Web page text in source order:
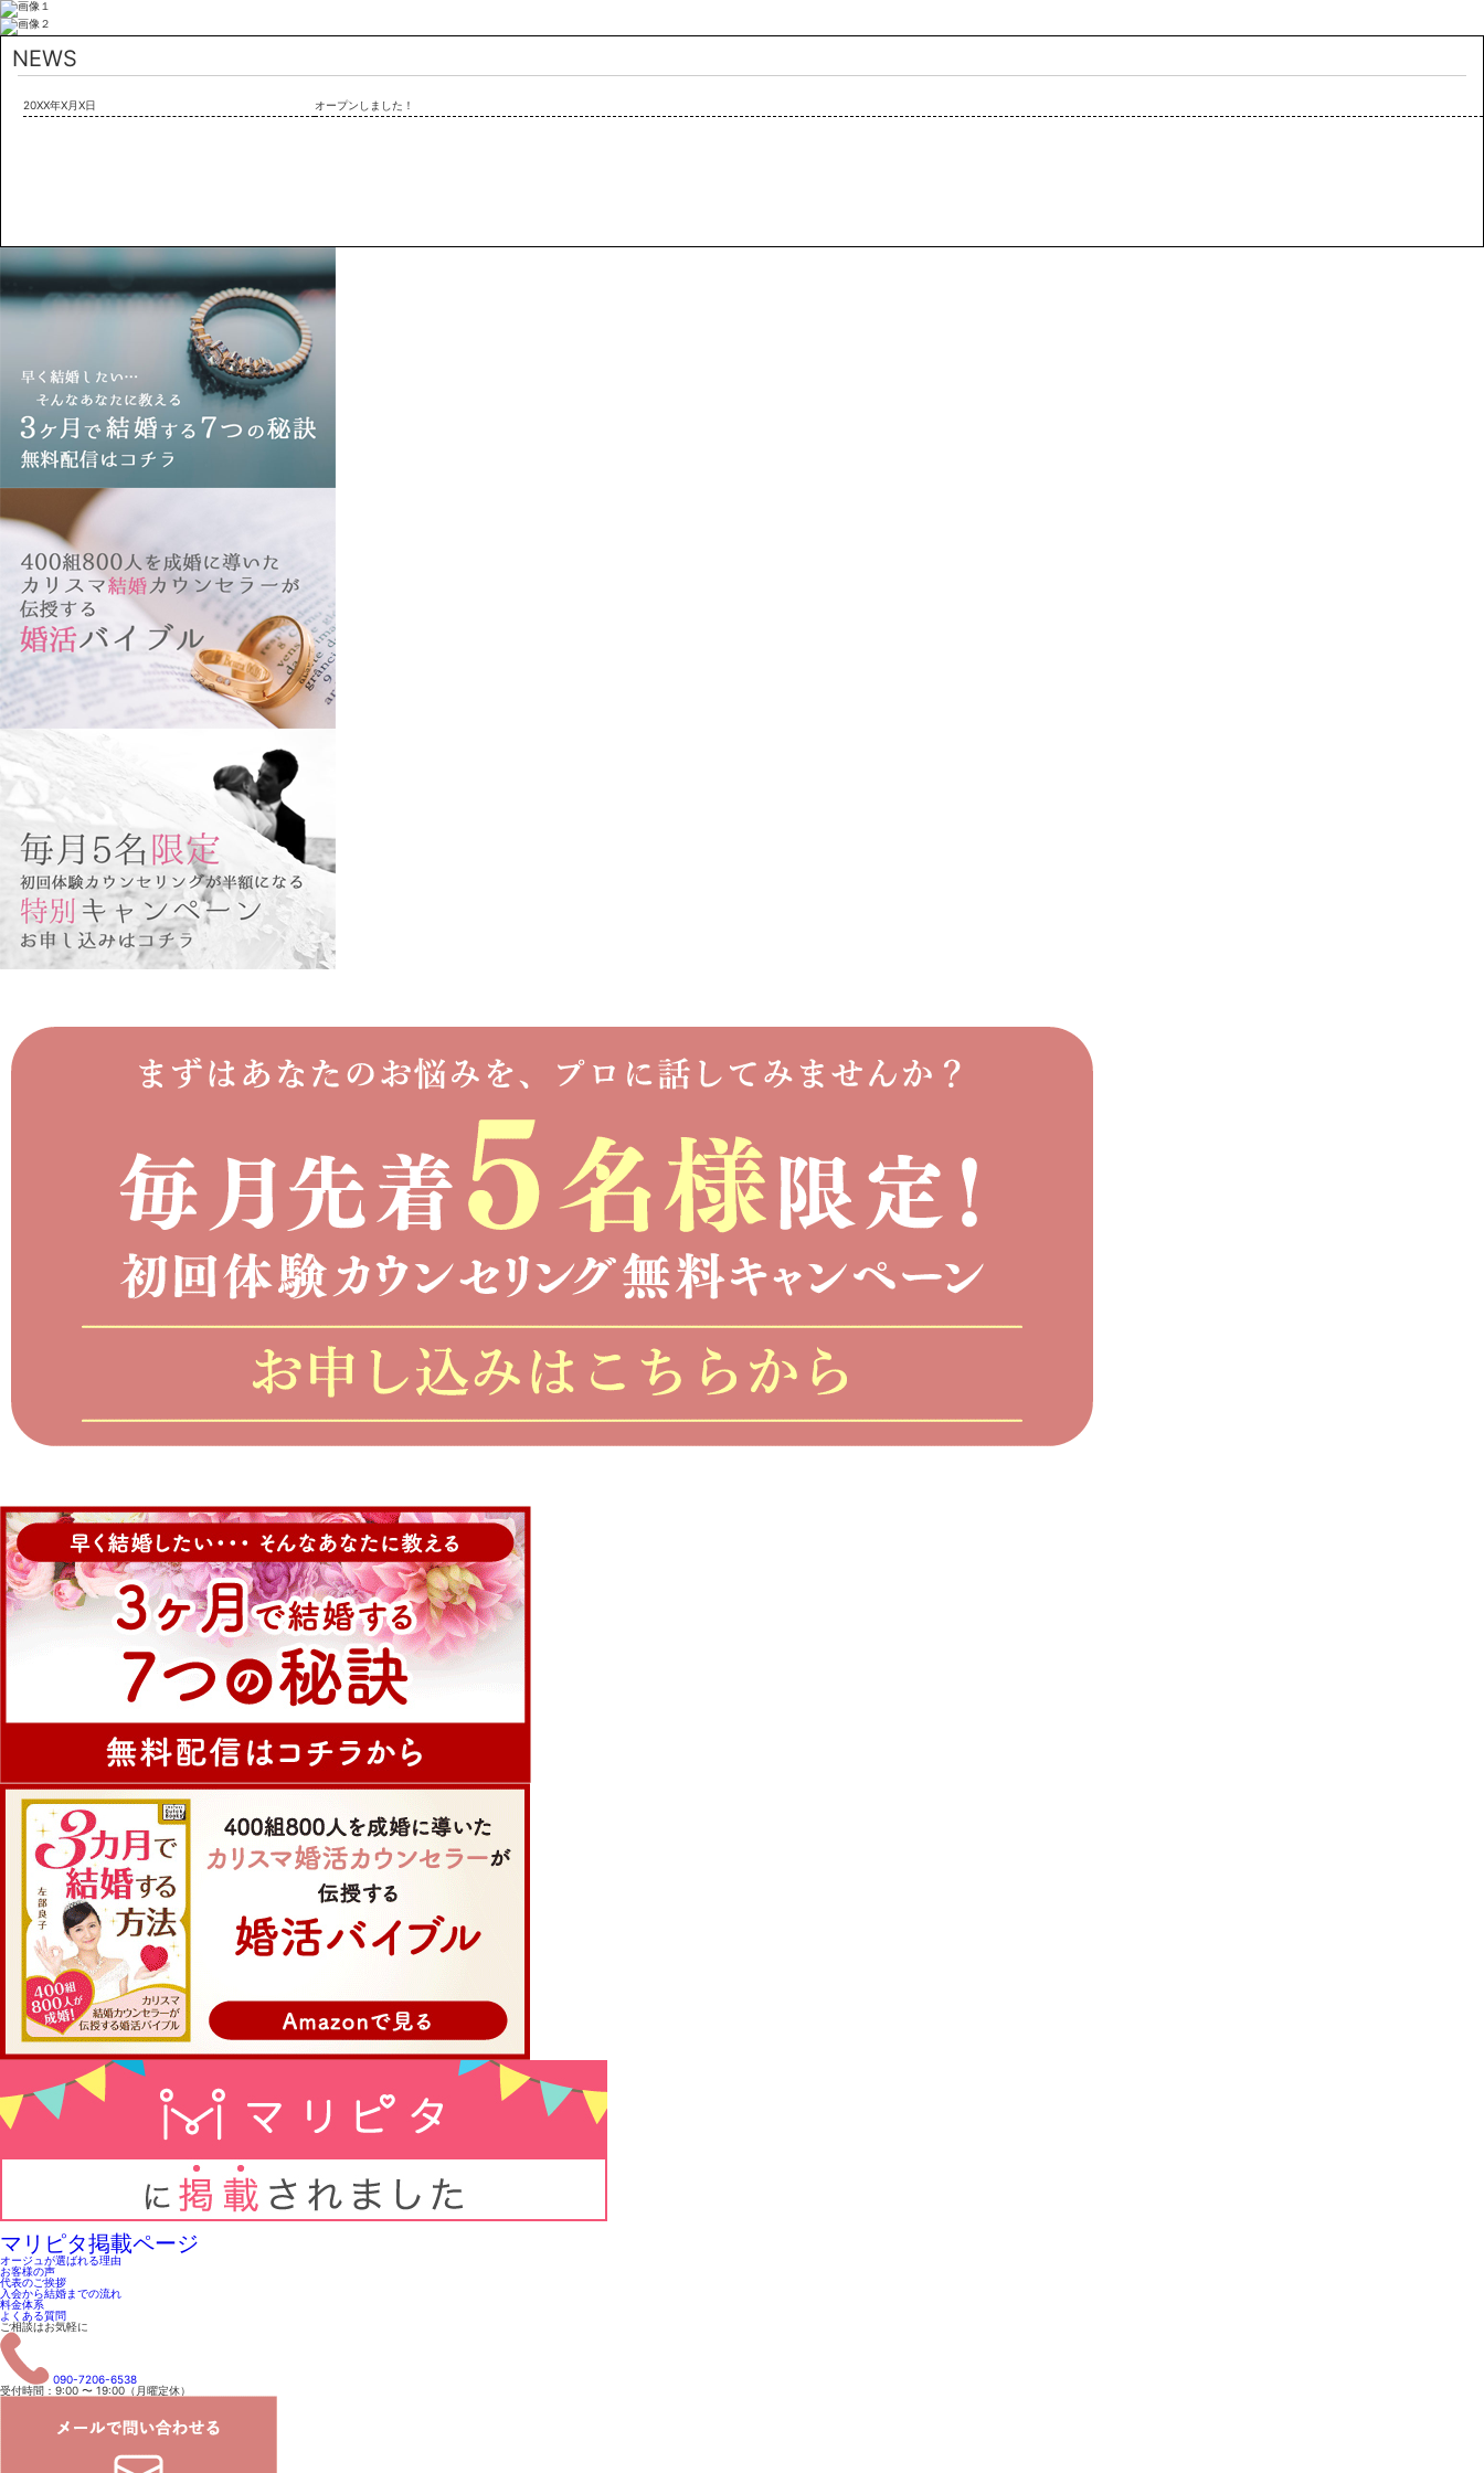
NEWS
20XX年X月X日 オープンしました！
マリピタ掲載ページ
オージュが選ばれる理由
お客様の声
代表のご挨拶
入会から結婚までの流れ
料金体系
よくある質問
ご相談はお気軽に
090-7206-6538
受付時間：9:00 〜 19:00（月曜定休）